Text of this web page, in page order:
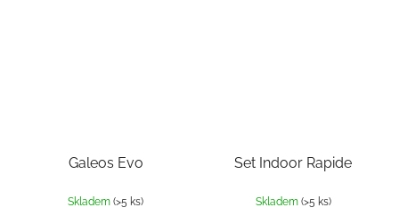
Galeos Evo
Skladem(>5 ks)
Set Indoor Rapide
Skladem (>5 ks)